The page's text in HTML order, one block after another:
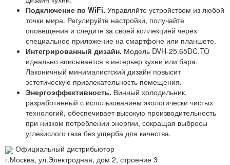
Подключение по WiFi. Управляйте устройством из любой
точки мира. Регулируйте настройки, получайте
оповещения и следите за своей коллекцией через
специальное приложение на смартфоне или планшете.
Интегрированный дизайн. Модель DVH-25.65DC.TO
идеально вписывается в интерьер кухни или бара.
Лаконичный минималистский дизайн повысит
эстетическую привлекательность помещения.
Энергоэффективность. Винный холодильник,
разработанный с использованием экологически чистых
технологий, обеспечивает высокую производительность
при низком потреблении энергии, сокращая выбросы
углекислого газа без ущерба для качества.
Официальный дистрибьютор
г.Москва, ул.Электродная, дом 2, строение 3